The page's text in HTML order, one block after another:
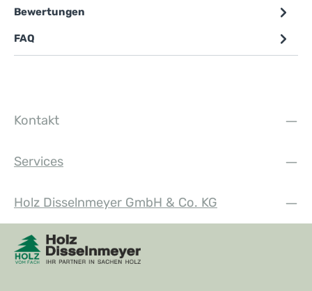
Bewertungen
FAQ
Kontakt
Services
Holz Disselnmeyer GmbH & Co. KG